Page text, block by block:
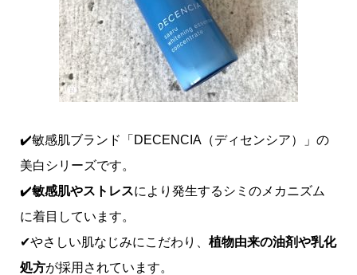
✔️敏感肌ブランド「DECENCIA（ディセンシア）」の
美白シリーズです。
✔️敏感肌やストレスにより発生するシミのメカニズム
に着目しています。
✔やさしい肌なじみにこだわり、 植物由来の油剤や乳化
処方が採用されています。